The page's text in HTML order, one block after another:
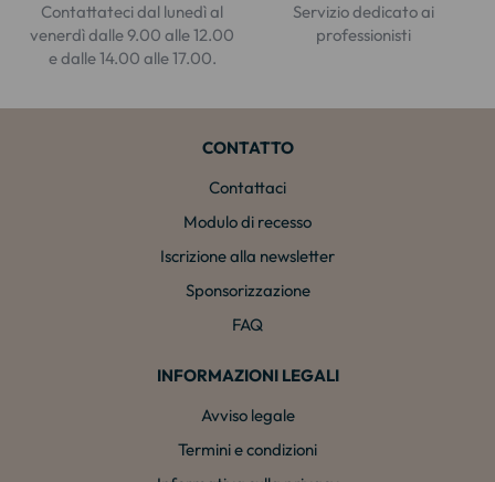
Contattateci dal lunedì al
venerdì dalle 9.00 alle 12.00
e dalle 14.00 alle 17.00.
Servizio dedicato ai
professionisti
CONTATTO
Contattaci
Modulo di recesso
Iscrizione alla newsletter
Sponsorizzazione
FAQ
INFORMAZIONI LEGALI
Avviso legale
Termini e condizioni